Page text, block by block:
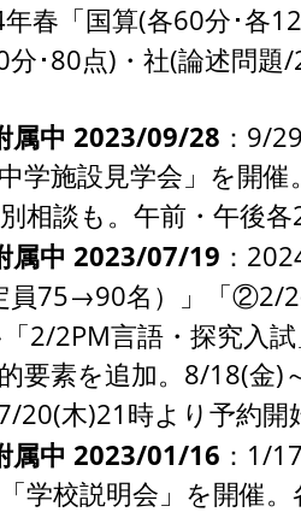
春「国算(各60分･各
分･80点)・社(論述問
属中 2023/09/28 ：9/
学施設見学会」を開
相談も。午前・午後
属中 2023/07/19 ：
75→90名）」「②2/
2/2PM言語・探究入
要素を追加。8/18(金
20(木)21時より予約
属中 2023/01/16 ：1/
学校説明会」を開催